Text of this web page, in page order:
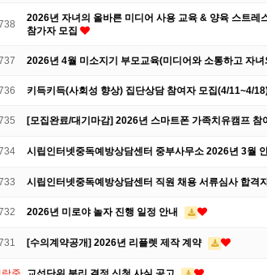
2026년 자녀의 올바른 미디어 사용 교육 & 양육 스트레
참가자 모집
2026년 4월 미소지기 부모교육(미디어와 소통하고 자
키득키득(사회성 향상) 집단상담 참여자 모집(4/11~4/
[모집완료/대기마감] 2026년 스마트폰 가족치유캠프 참
시립인터넷중독예방상담센터 중부사무소 2026년 3월
시립인터넷중독예방상담센터 직원 채용 서류심사 합격
2026년 미로야 놀자 진행 일정 안내
[수의계약공개] 2026년 리플렛 제작 계약